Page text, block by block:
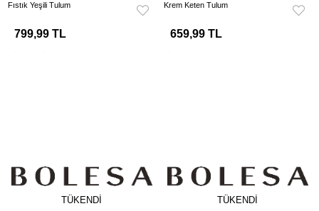
Fıstık Yeşili Tulum
799,99 TL
Krem Keten Tulum
659,99 TL
TÜKENDI TÜKENDI